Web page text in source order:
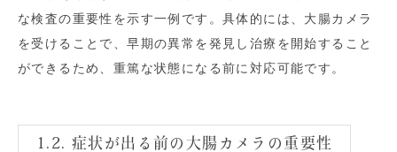
な検査の重要性を示す一例です。具体的には、大腸カメラ
を受けることで、早期の異常を発見し治療を開始すること
ができるため、重篤な状態になる前に対応可能です。
1.2. 症状が出る前の大腸カメラの重要性